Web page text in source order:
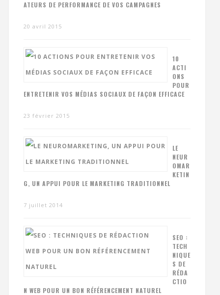
ATEURS DE PERFORMANCE DE VOS CAMPAGNES
20 avril 2015
10
ACTI
ONS
POUR
ENTRETENIR VOS MÉDIAS SOCIAUX DE FAÇON EFFICACE
23 février 2015
LE
NEUR
OMAR
KETIN
G, UN APPUI POUR LE MARKETING TRADITIONNEL
7 juillet 2014
SEO :
TECH
NIQUE
S DE
RÉDA
CTIO
N WEB POUR UN BON RÉFÉRENCEMENT NATUREL